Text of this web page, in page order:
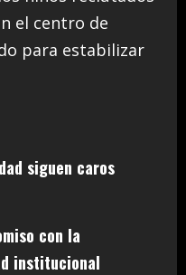
el centro de
para estabilizar
siguen caros
con la
institucional